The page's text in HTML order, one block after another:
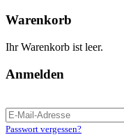
Warenkorb
Ihr Warenkorb ist leer.
Anmelden
Passwort vergessen?